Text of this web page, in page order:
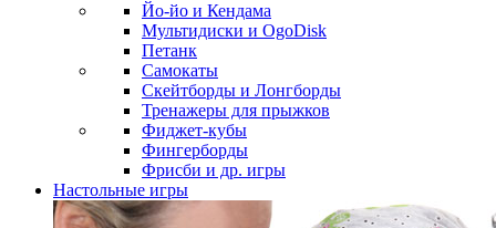
Йо-йо и Кендама
Мультидиски и OgoDisk
Петанк
Самокаты
Скейтборды и Лонгборды
Тренажеры для прыжков
Фиджет-кубы
Фингерборды
Фрисби и др. игры
Настольные игры